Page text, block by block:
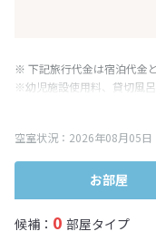
※ 下記旅行代金は宿泊代金と
※幼児施設使用料、貸切風
み表記となりますが、消費
※表示されている旅行代金・
終確認画面でご確認くださ
空室状況：2026年08月05
お部屋
候補： 0 部屋タイプ